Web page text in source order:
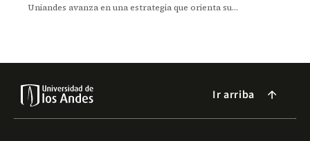
Uniandes avanza en una estrategia que orienta su
Ir arriba arrow_forward